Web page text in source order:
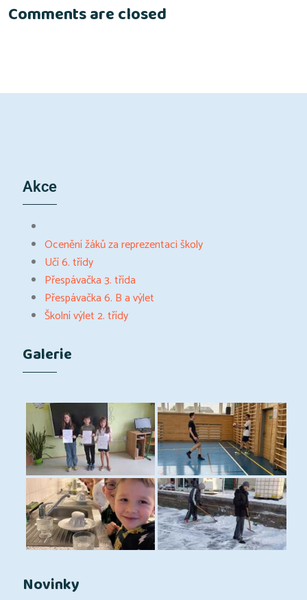
Comments are closed
Akce
Ocenění žáků za reprezentaci školy
Učí 6. třídy
Přespávačka 3. třída
Přespávačka 6. B a výlet
Školní výlet 2. třídy
Galerie
Novinky